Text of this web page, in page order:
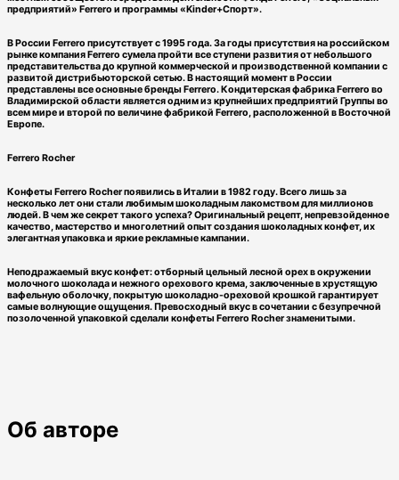
предприятий» Ferrero и программы «Kinder+Спорт».
В России Ferrero присутствует с 1995 года. За годы присутствия на российском
рынке компания Ferrero сумела пройти все ступени развития от небольшого
представительства до крупной коммерческой и производственной компании с
развитой дистрибьюторской сетью. В настоящий момент в России
представлены все основные бренды Ferrero. Кондитерская фабрика Ferrero во
Владимирской области является одним из крупнейших предприятий Группы во
всем мире и второй по величине фабрикой Ferrero, расположенной в Восточной
Европе.
Ferrero Rocher
Конфеты Ferrero Rocher появились в Италии в 1982 году. Всего лишь за
несколько лет они стали любимым шоколадным лакомством для миллионов
людей. В чем же секрет такого успеха? Оригинальный рецепт, непревзойденное
качество, мастерство и многолетний опыт создания шоколадных конфет, их
элегантная упаковка и яркие рекламные кампании.
Неподражаемый вкус конфет: отборный цельный лесной орех в окружении
молочного шоколада и нежного орехового крема, заключенные в хрустящую
вафельную оболочку, покрытую шоколадно-ореховой крошкой гарантирует
самые волнующие ощущения. Превосходный вкус в сочетании с безупречной
позолоченной упаковкой сделали конфеты Ferrero Rocher знаменитыми.
Об авторе